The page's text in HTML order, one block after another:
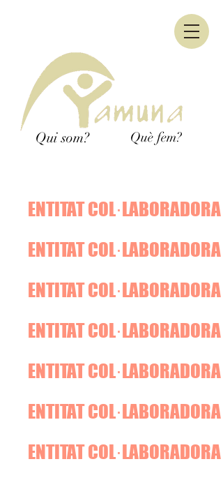
Qui som? Què fem?
ENTITAT COL·LABORADORA
ENTITAT COL·LABORADORA
ENTITAT COL·LABORADORA
ENTITAT COL·LABORADORA
ENTITAT COL·LABORADORA
ENTITAT COL·LABORADORA
ENTITAT COL·LABORADORA